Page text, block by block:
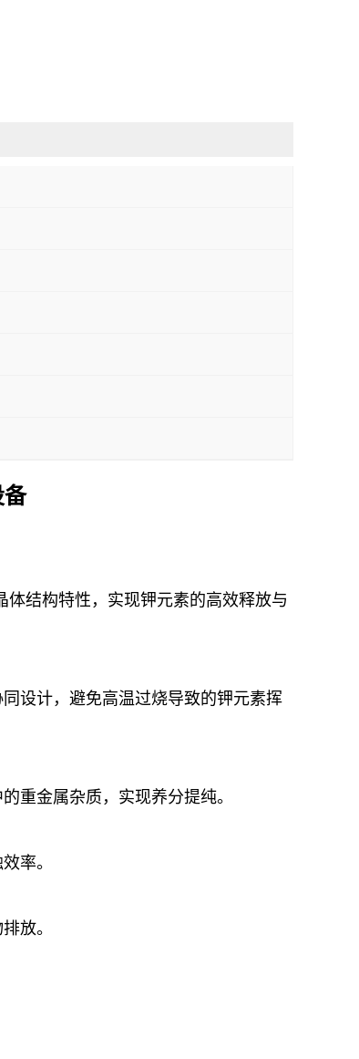
备
结构特性，实现钾元素的高效释放与
设计，避免高温过烧导致的钾元素挥
重金属杂质，实现养分提纯。
率。
放。